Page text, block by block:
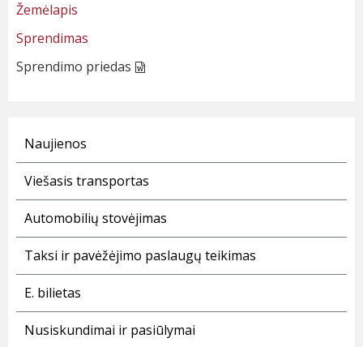
Žemėlapis
Sprendimas
Sprendimo priedas
Naujienos
Viešasis transportas
Automobilių stovėjimas
Taksi ir pavėžėjimo paslaugų teikimas
E. bilietas
Nusiskundimai ir pasiūlymai